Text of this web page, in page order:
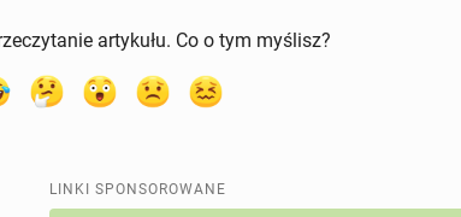
artykułu. Co o tym myślisz?
LINKI SPONSOROWANE